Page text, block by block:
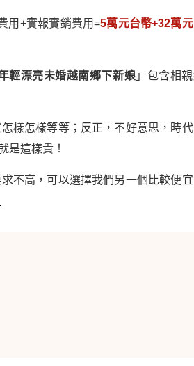
用+實報實銷費用=5萬元台幣+32萬
輕漂亮未婚越南鄉下新娘 」包含相
樣怎樣等等；反正，不好意思，時
是這樣貴！
不高，可以選擇我們另一個比較便